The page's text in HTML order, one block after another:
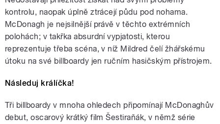
kontrolu, naopak úplně ztrácejí půdu pod nohama.
McDonagh je nejsilnější právě v těchto extrémních
polohách; v takřka absurdní vypjatosti, kterou
reprezentuje třeba scéna, v níž Mildred čelí žhářskému
útoku na své billboardy jen ručním hasičským přístrojem.
Následuj králíčka!
Tři billboardy v mnoha ohledech připomínají McDonaghův
debut, oscarový krátký film Šestiraňák, v němž série